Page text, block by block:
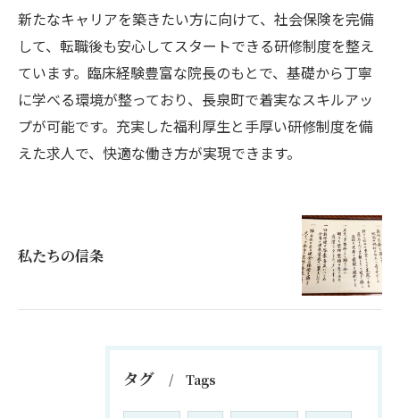
新たなキャリアを築きたい方に向けて、社会保険を完備
して、転職後も安心してスタートできる研修制度を整え
ています。臨床経験豊富な院長のもとで、基礎から丁寧
に学べる環境が整っており、長泉町で着実なスキルアッ
プが可能です。充実した福利厚生と手厚い研修制度を備
えた求人で、快適な働き方が実現できます。
私たちの信条
タグ Tags